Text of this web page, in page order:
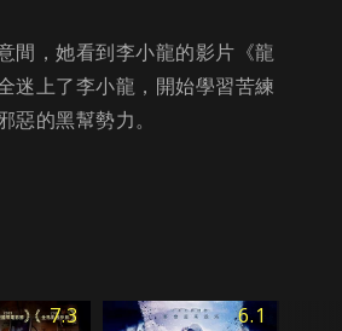
間，她看到李小龍的影片《龍
迷上了李小龍，開始學習苦練
惡的黑幫勢力。
7.3 6.1